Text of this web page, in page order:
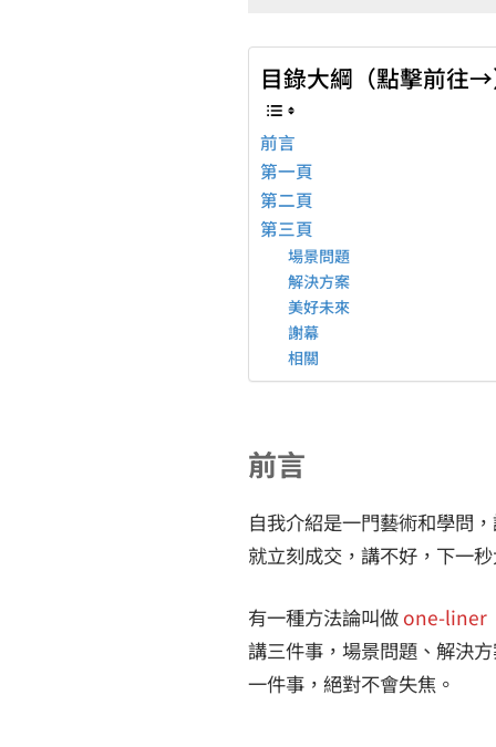
目錄大綱（點擊前往
前言
第一頁
第二頁
第三頁
場景問題
解決方案
美好未來
謝幕
相關
前言
自我介紹是一門藝術和學問
就立刻成交，講不好，下一
有一種方法論叫做 one-liner
講三件事，場景問題、解決
一件事，絕對不會失焦。